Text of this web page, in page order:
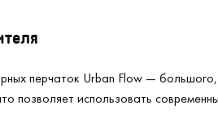
перчаток Urban Flow —
позволяет использовать